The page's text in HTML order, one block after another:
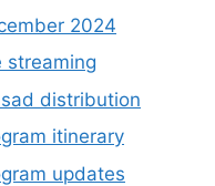
2024
streaming
distribution
itinerary
updates